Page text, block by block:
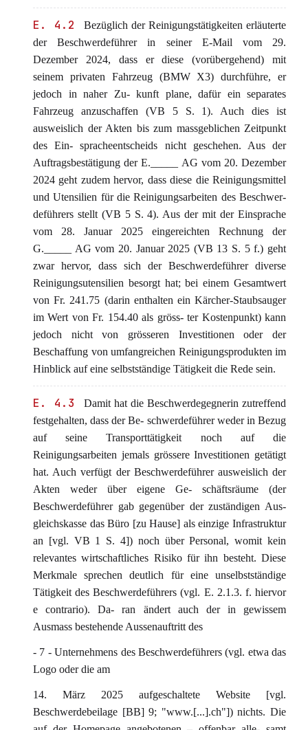
E. 4.2
Bezüglich der Reinigungstätigkeiten erläuterte
der Beschwerdeführer in seiner E-Mail vom 29.
Dezember 2024, dass er diese (vorübergehend) mit
seinem privaten Fahrzeug (BMW X3) durchführe, er
jedoch in naher Zu- kunft plane, dafür ein separates
Fahrzeug anzuschaffen (VB 5 S. 1). Auch dies ist
ausweislich der Akten bis zum massgeblichen Zeitpunkt
des Ein- spracheentscheids nicht geschehen. Aus der
Auftragsbestätigung der E._____ AG vom 20. Dezember
2024 geht zudem hervor, dass diese die Reinigungsmittel
und Utensilien für die Reinigungsarbeiten des Beschwer-
deführers stellt (VB 5 S. 4). Aus der mit der Einsprache
vom 28. Januar 2025 eingereichten Rechnung der
G._____ AG vom 20. Januar 2025 (VB 13 S. 5 f.) geht
zwar hervor, dass sich der Beschwerdeführer diverse
Reinigungsutensilien besorgt hat; bei einem Gesamtwert
von Fr. 241.75 (darin enthalten ein Kärcher-Staubsauger
im Wert von Fr. 154.40 als gröss- ter Kostenpunkt) kann
jedoch nicht von grösseren Investitionen oder der
Beschaffung von umfangreichen Reinigungsprodukten im
Hinblick auf eine selbstständige Tätigkeit die Rede sein.
E. 4.3
Damit hat die Beschwerdegegnerin zutreffend
festgehalten, dass der Be- schwerdeführer weder in Bezug
auf seine Transporttätigkeit noch auf die
Reinigungsarbeiten jemals grössere Investitionen getätigt
hat. Auch verfügt der Beschwerdeführer ausweislich der
Akten weder über eigene Ge- schäftsräume (der
Beschwerdeführer gab gegenüber der zuständigen Aus-
gleichskasse das Büro [zu Hause] als einzige Infrastruktur
an [vgl. VB 1 S. 4]) noch über Personal, womit kein
relevantes wirtschaftliches Risiko für ihn besteht. Diese
Merkmale sprechen deutlich für eine unselbstständige
Tätigkeit des Beschwerdeführers (vgl. E. 2.1.3. f. hiervor
e contrario). Da- ran ändert auch der in gewissem
Ausmass bestehende Aussenauftritt des
- 7 - Unternehmens des Beschwerdeführers (vgl. etwa das
Logo oder die am
14. März 2025 aufgeschaltete Website [vgl.
Beschwerdebeilage [BB] 9; "www.[...].ch"]) nichts. Die